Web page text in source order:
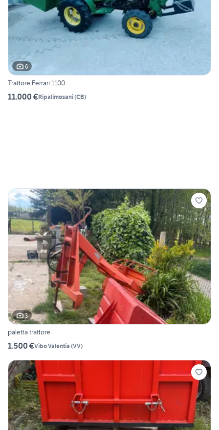
6
Trattore Ferrari 1100
11.000 €Ripalimosani(CB)
3
paletta trattore
1.500 €Vibo Valentia (VV)